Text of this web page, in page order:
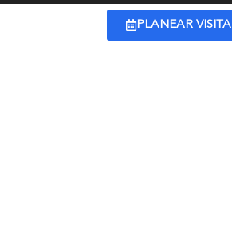
PLANEAR VISITA